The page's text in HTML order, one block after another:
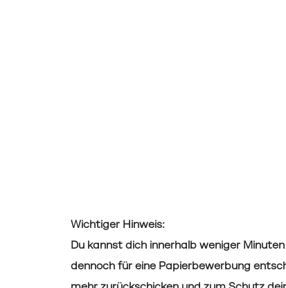
Wichtiger Hinweis:
Du kannst dich innerhalb weniger
dennoch für eine Papierbewerbung